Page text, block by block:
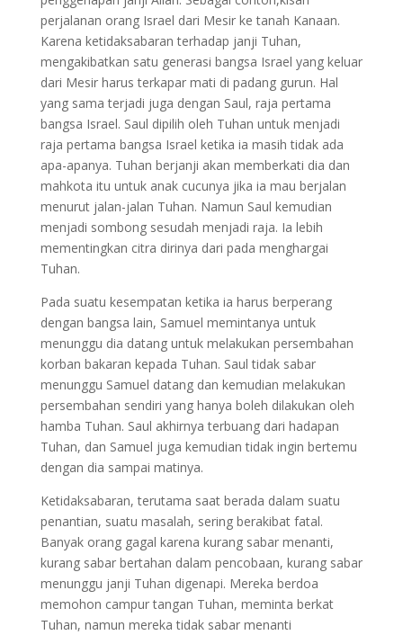
perjalanan orang Israel dari Mesir ke tanah Kanaan.
Karena ketidaksabaran terhadap janji Tuhan,
mengakibatkan satu generasi bangsa Israel yang keluar
dari Mesir harus terkapar mati di padang gurun. Hal
yang sama terjadi juga dengan Saul, raja pertama
bangsa Israel. Saul dipilih oleh Tuhan untuk menjadi
raja pertama bangsa Israel ketika ia masih tidak ada
apa-apanya. Tuhan berjanji akan memberkati dia dan
mahkota itu untuk anak cucunya jika ia mau berjalan
menurut jalan-jalan Tuhan. Namun Saul kemudian
menjadi sombong sesudah menjadi raja. Ia lebih
mementingkan citra dirinya dari pada menghargai
Tuhan.
Pada suatu kesempatan ketika ia harus berperang
dengan bangsa lain, Samuel memintanya untuk
menunggu dia datang untuk melakukan persembahan
korban bakaran kepada Tuhan. Saul tidak sabar
menunggu Samuel datang dan kemudian melakukan
persembahan sendiri yang hanya boleh dilakukan oleh
hamba Tuhan. Saul akhirnya terbuang dari hadapan
Tuhan, dan Samuel juga kemudian tidak ingin bertemu
dengan dia sampai matinya.
Ketidaksabaran, terutama saat berada dalam suatu
penantian, suatu masalah, sering berakibat fatal.
Banyak orang gagal karena kurang sabar menanti,
kurang sabar bertahan dalam pencobaan, kurang sabar
menunggu janji Tuhan digenapi. Mereka berdoa
memohon campur tangan Tuhan, meminta berkat
Tuhan, namun mereka tidak sabar menanti